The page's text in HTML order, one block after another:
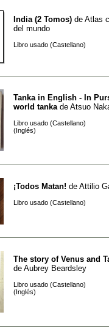
India (2 Tomos) de Atlas
del mundo
Libro usado (Castellano)
Tanka in English - In
world tanka de Atsuo
Libro usado (Castellano)
(Inglés)
¡Todos Matan! de Attilio
Libro usado (Castellano)
The story of Venus and
de Aubrey Beardsley
Libro usado (Castellano)
(Inglés)